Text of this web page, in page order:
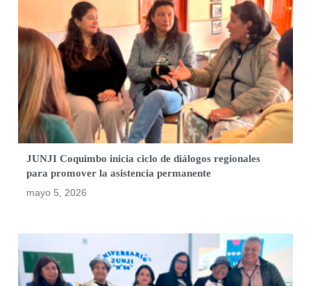
JUNJI Coquimbo inicia ciclo de diálogos regionales
para promover la asistencia permanente
mayo 5, 2026